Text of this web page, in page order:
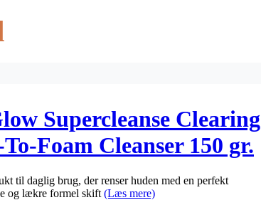
Supercleanse Clearing
Foam Cleanser 150 gr.
til daglig brug, der renser huden med en perfekt
og lækre formel skift (Læs mere)